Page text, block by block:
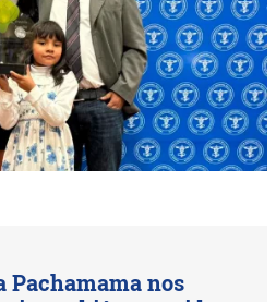
Pachamama nos